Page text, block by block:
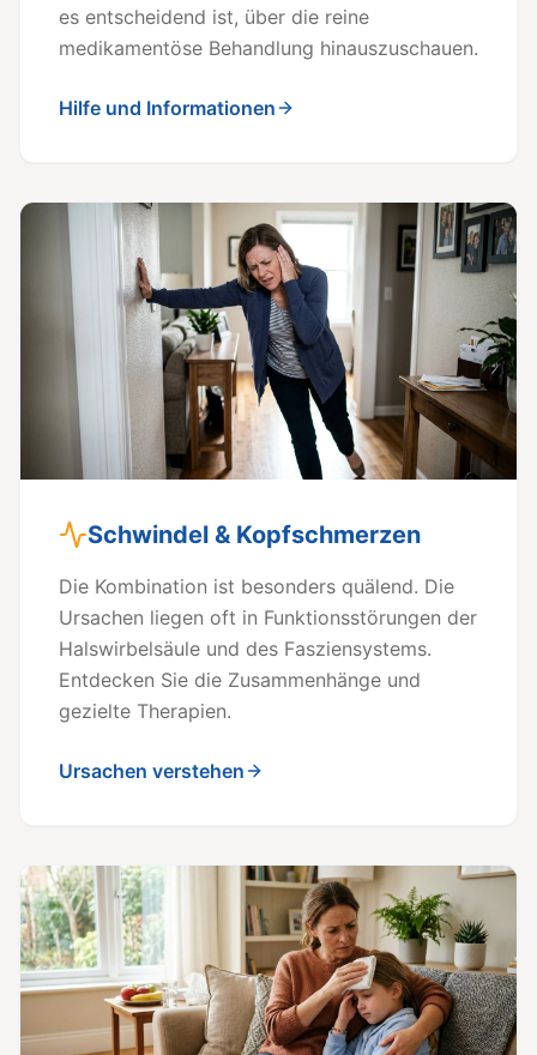
es entscheidend ist, über die reine
medikamentöse Behandlung hinauszuschauen.
Hilfe und Informationen
Schwindel & Kopfschmerzen
Die Kombination ist besonders quälend. Die
Ursachen liegen oft in Funktionsstörungen der
Halswirbelsäule und des Fasziensystems.
Entdecken Sie die Zusammenhänge und
gezielte Therapien.
Ursachen verstehen